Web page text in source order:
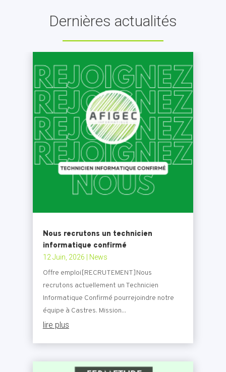
Dernières actualités
Nous recrutons un technicien
informatique confirmé
12 Juin, 2026 News
Offre emploi[RECRUTEMENT]Nous
recrutons actuellement un Technicien
Informatique Confirmé pourrejoindre notre
équipe à Castres. Mission...
lire plus